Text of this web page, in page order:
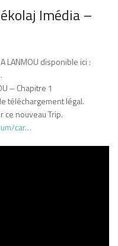
Imédia –
LANMOU disponible ici :
– Chapitre 1
téléchargement légal.
ce nouveau Trip.
car…